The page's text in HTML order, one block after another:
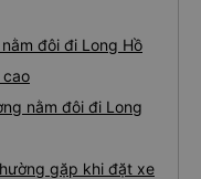
đôi đi Long Hồ
cao
nằm đôi đi Long
gặp khi đặt xe